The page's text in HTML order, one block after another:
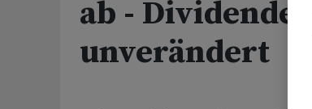
ab - Dividende
unverändert